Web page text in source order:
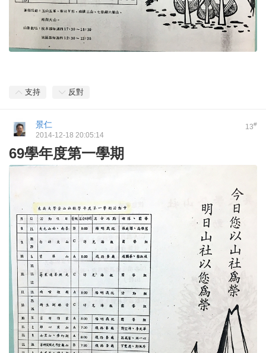
支持 反對
13#
景仁
2014-12-18 20:05:14
69學年度第一學期